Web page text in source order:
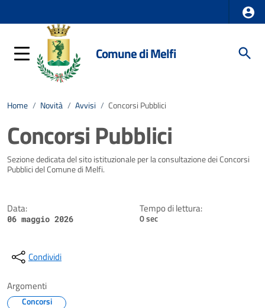
Comune di Melfi
Home / Novità / Avvisi / Concorsi Pubblici
Concorsi Pubblici
Dettagli della notizia
Sezione dedicata del sito istituzionale per la consultazione dei Concorsi
Pubblici del Comune di Melfi.
Data:
06 maggio 2026
Tempo di lettura:
0 sec
Condividi
Argomenti
Concorsi